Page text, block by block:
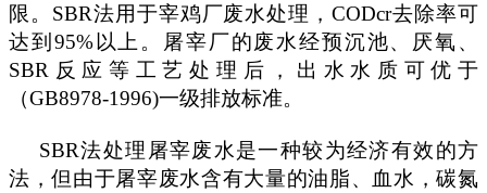
限。SBR法用于宰鸡厂废水处理，CODcr去除率可
达到95%以上。屠宰厂的废水经预沉池、厌氧、
SBR反应等工艺处理后，出水水质可优于
（GB8978-1996)一级排放标准。
SBR法处理屠宰废水是一种较为经济有效的方
法，但由于屠宰废水含有大量的油脂、血水，碳氮